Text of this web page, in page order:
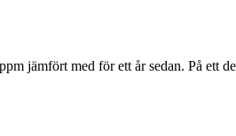
jämfört med för ett år sedan. På ett